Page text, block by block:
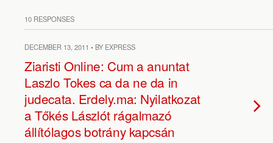
10 RESPONSES
DECEMBER 13, 2011 • BY EXPRESS
Ziaristi Online: Cum a anuntat
Laszlo Tokes ca da ne da in
judecata. Erdely.ma: Nyilatkozat
a Tőkés Lászlót rágalmazó
állítólagos botrány kapcsán